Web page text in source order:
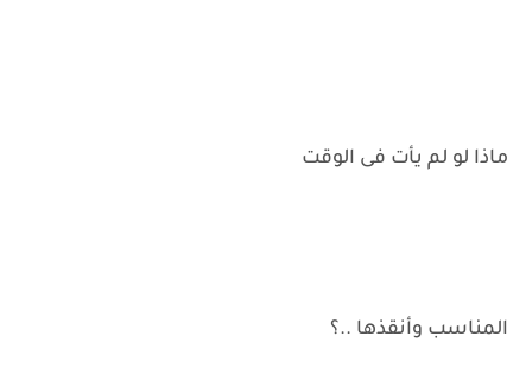
ماذا لو لم يأت فى الوقت
المناسب وأنقذها ..؟